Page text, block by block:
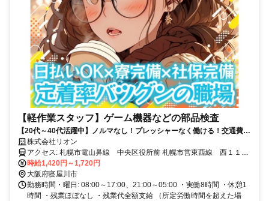
【軽作業スタッフ】ゲーム機器などの部品検査
【20代～40代活躍中】ノルマなし！プレッシャーなく働ける！交通費全
額支給／通勤費ゼロで負担なし、安心して働ける環境
株式会社リオン
アクセス: 札幌市電山鼻線 中央区役所前 札幌市営東西線 西１１丁
目 札幌市電山鼻線 西１５丁目
時給1,420円～1,720円
大阪府寝屋川市
勤務時間・曜日: 08:00～17:00、21:00～05:00 ・実働8時間 ・休憩1
時間 ・残業ほぼなし ・残業代全額支給 （所定労働時間を超えた場